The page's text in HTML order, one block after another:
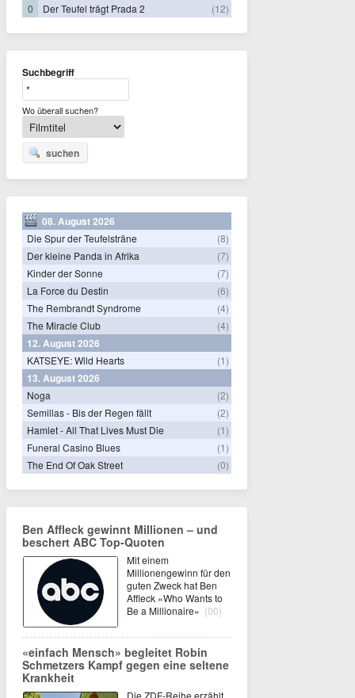
0
Der Teufel trägt Prada 2 (12)
Suchbegriff
Wo überall suchen?
suchen
08. August 2026
Die Spur der Teufelsträne
(8)
Der kleine Panda in Afrika
(7)
Kinder der Sonne
(7)
La Force du Destin
(6)
The Rembrandt Syndrome
(4)
The Miracle Club
(4)
12. August 2026
KATSEYE: Wild Hearts (1)
13. August 2026
Noga
(2)
Semillas - Bis der Regen fällt
(2)
Hamlet - All That Lives Must Die
(1)
Funeral Casino Blues
(1)
The End Of Oak Street
(0)
Ben Affleck gewinnt Millionen – und
beschert ABC Top-Quoten
Mit einem
Millionengewinn für den
guten Zweck hat Ben
Affleck «Who Wants to
Be a Millionaire» (00)
«einfach Mensch» begleitet Robin
Schmetzers Kampf gegen eine seltene
Krankheit
Die ZDF-Reihe erzählt